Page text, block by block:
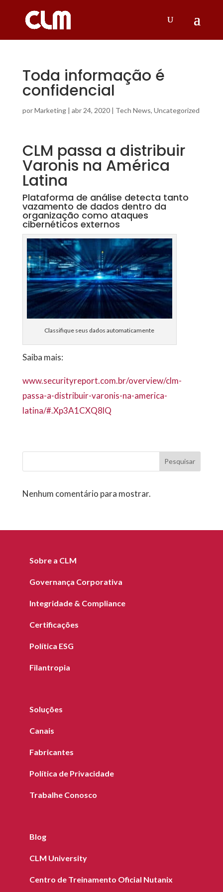
Toda informação é
confidencial
porMarketing| abr 24, 2020| Tech News, Uncategorized
CLM passa a distribuir
Varonis na América
Latina
Plataforma de análise detecta tanto
vazamento de dados dentro da
organização como ataques
cibernéticos externos
Classifique seus dados automaticamente
Saiba mais:
www.securityreport.com.br/overview/clm-
passa-a-distribuir-varonis-na-america-
latina/#.Xp3A1CXQ8lQ
Pesquisar
Nenhum comentário para mostrar.
Sobre a CLM
Governança Corporativa
Integridade & Compliance
Certificações
Política ESG
Filantropia
Soluções
Canais
Fabricantes
Política de Privacidade
Trabalhe Conosco
Blog
CLM University
Centro de Treinamento Oficial Nutanix